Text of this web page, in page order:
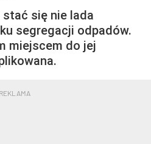
się nie lada
segregacji odpadów.
miejscem do jej